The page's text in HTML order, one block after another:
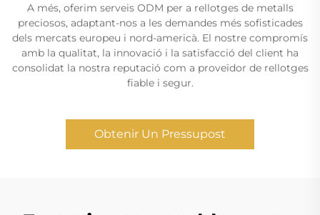
A més, oferim serveis ODM per a rellotges de metalls
preciosos, adaptant-nos a les demandes més sofisticades
dels mercats europeu i nord-americà. El nostre compromís
amb la qualitat, la innovació i la satisfacció del client ha
consolidat la nostra reputació com a proveïdor de rellotges
fiable i segur.
Obtenir Un Pressupost